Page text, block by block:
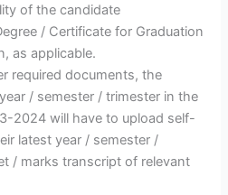
of the candidate
/ Certificate for Graduation
as applicable.
required documents, the
/ semester / trimester in the
2024 will have to upload self-
latest year / semester /
/ marks transcript of relevant